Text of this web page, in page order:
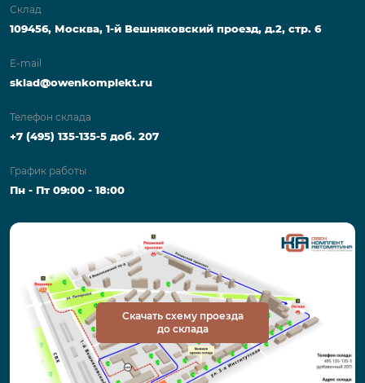
Склад
109456, Москва, 1-й Вешняковский проезд, д.2, стр. 6
E-mail
sklad@owenkomplekt.ru
Телефон склада
+7 (495) 135-135-5 доб. 207
График работы
Пн - Пт 09:00 - 18:00
Скачать схему проезда
до склада